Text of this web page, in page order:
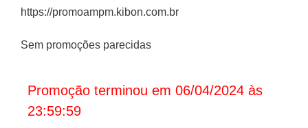
https://promoampm.kibon.com.br
Sem promoções parecidas
Promoção terminou em 06/04/2024 às
23:59:59